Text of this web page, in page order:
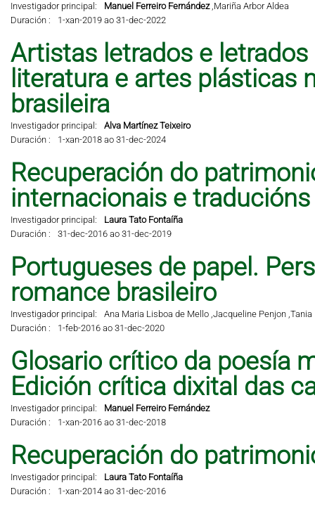
Investigador principal: Manuel Ferreiro Fernández,Mariña Arbor Aldea
Duración :
1-xan-2019 ao 31-dec-2022
Artistas letrados e
literatura e artes plásticas
brasileira
Investigador principal:
Alva Martínez Teixeiro
Duración :
1-xan-2018 ao 31-dec-2024
Recuperación do
internacionais e traducións
Investigador principal:
Laura Tato Fontaíña
Duración :
31-dec-2016 ao 31-dec-2019
Portugueses de papel.
romance brasileiro
Investigador principal: Ana Maria Lisboa de Mello ,Jacqueline Penjon ,Tania
Duración :
1-feb-2016 ao 31-dec-2020
Glosario crítico da poesía
Edición crítica dixital das
Investigador principal:
Manuel Ferreiro Fernández
Duración :
1-xan-2016 ao 31-dec-2018
Recuperación do
Investigador principal:
Laura Tato Fontaíña
Duración :
1-xan-2014 ao 31-dec-2016